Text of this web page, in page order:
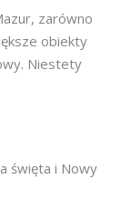
zarówno
obiekty
Niestety
święta i Nowy